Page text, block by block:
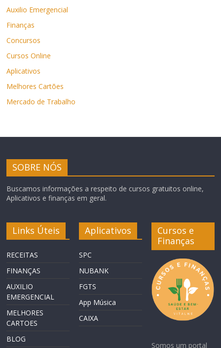
Auxilio Emergencial
Finanças
Concursos
Cursos Online
Aplicativos
Melhores Cartões
Mercado de Trabalho
SOBRE NÓS
Buscamos informações a respeito de cursos gratuitos online,
Aplicativos e finanças em geral.
Links Úteis
RECEITAS
FINANÇAS
AUXILIO
EMERGENCIAL
MELHORES
CARTOES
BLOG
Aplicativos
SPC
NUBANK
FGTS
App Música
CAIXA
Cursos e
Finanças
Somos um portal